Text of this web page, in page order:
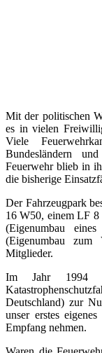
Mit der politischen
es in vielen
Viele
Bundesländern
Feuerwehr blieb in
die bisherige
Der Fahrzeugpark
16 W50, einem LF
(Eigenumbau
(Eigenumbau zum
Mitglieder.
Im Jahr 1994
Deutschland) zur
unser erstes
Empfang nehmen.